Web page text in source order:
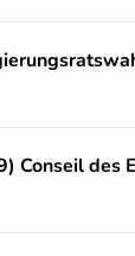
Conseil des